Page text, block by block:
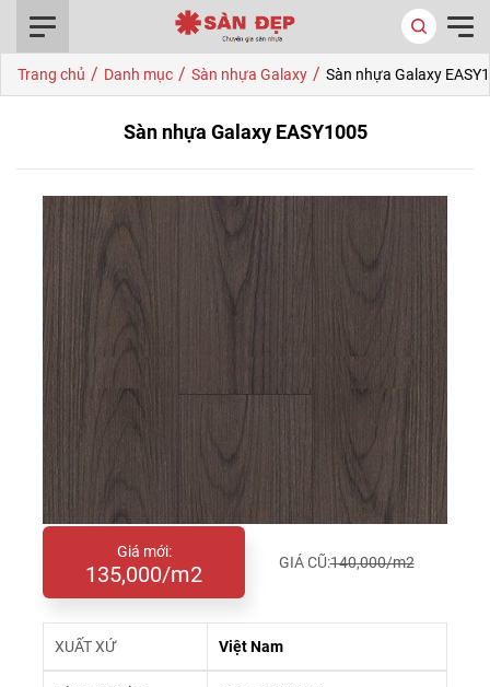
Trang chủ / Danh mục / Sàn nhựa Galaxy / Sàn nhựa Galaxy
Sàn nhựa Galaxy EASY1005
Giá mới:
135,000/m2 GIÁ CŨ:140,000/m2
XUẤT XỨ Việt Nam